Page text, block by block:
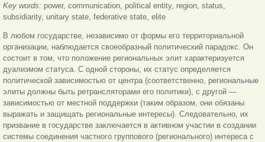
Key words: power, communication, political entity, region, status,
subsidiarity, unitary state, federative state, elite
В любом государстве, независимо от формы его территориальной
организации, наблюдается своеобразный политический парадокс. Он
состоит в том, что положение региональных элит характеризуется
дуализмом статуса. С одной стороны, их статус определяется
политической зависимостью от центра (соответственно, региональные
элиты должны быть ретрансляторами его политики), с другой —
зависимостью от местной поддержки (таким образом, они обязаны
выражать и защищать региональные интересы). Следовательно, их
призвание в государстве заключается в активном участии в создании
системы соединения частного группового (регионального) интереса с